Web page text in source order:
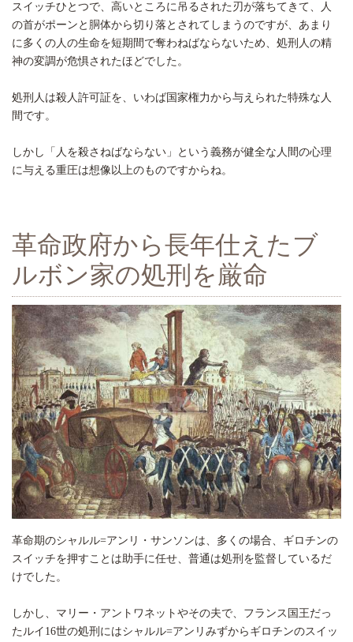
スイッチひとつで、高いところに吊るされた刃が落ちてきて、人
の首がポーンと胴体から切り落とされてしまうのですが、あまり
に多くの人の生命を短期間で奪わねばならないため、処刑人の精
神の変調が危惧されたほどでした。
処刑人は殺人許可証を、いわば国家権力から与えられた特殊な人
間です。
しかし「人を殺さねばならない」という義務が健全な人間の心理
に与える重圧は想像以上のものですからね。
革命政府から長年仕えたブ
ルボン家の処刑を厳命
革命期のシャルル=アンリ・サンソンは、多くの場合、ギロチンの
スイッチを押すことは助手に任せ、普通は処刑を監督しているだ
けでした。
しかし、マリー・アントワネットやその夫で、フランス国王だっ
たルイ16世の処刑にはシャルル=アンリみずからギロチンのスイッ